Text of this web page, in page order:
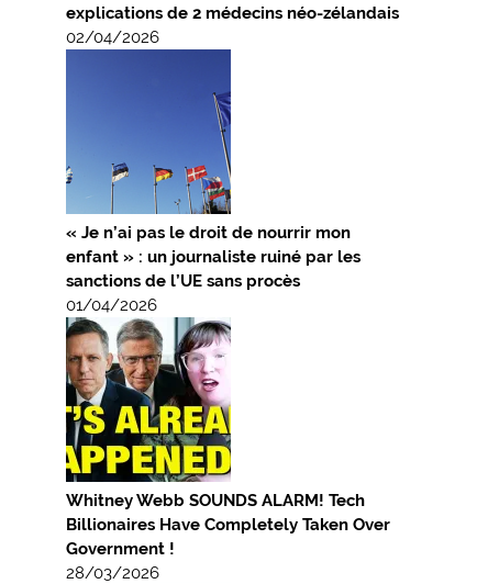
explications de 2 médecins néo-zélandais
02/04/2026
« Je n’ai pas le droit de nourrir mon
enfant » : un journaliste ruiné par les
sanctions de l’UE sans procès
01/04/2026
Whitney Webb SOUNDS ALARM! Tech
Billionaires Have Completely Taken Over
Government !
28/03/2026